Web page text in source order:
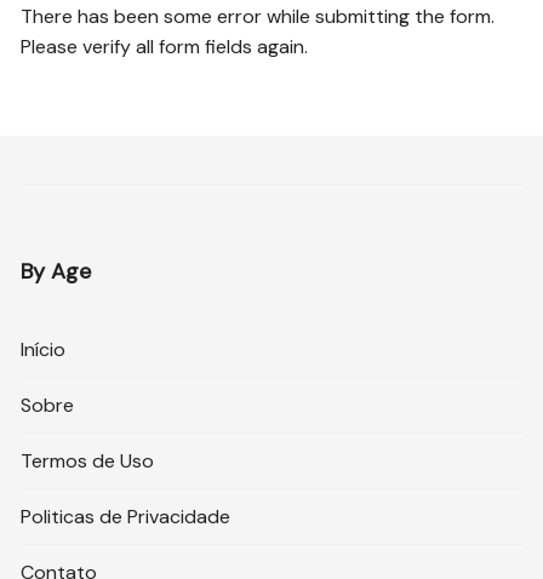
There has been some error while submitting the form.
Please verify all form fields again.
By Age
Início
Sobre
Termos de Uso
Politicas de Privacidade
Contato